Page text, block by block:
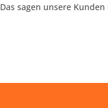
Das sagen unsere